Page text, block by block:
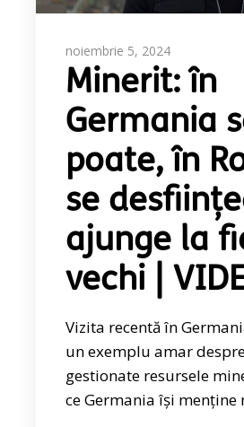
noiembrie 5, 2024
Minerit: în
Germania
poate, în
se
ajunge la
vechi |
Vizita recentă în
un exemplu amar
gestionate resursele
ce Germania își menține